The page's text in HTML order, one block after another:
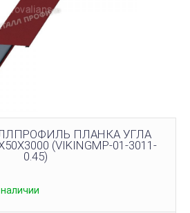
ПЛАНКА УГЛА
(VIKINGMP-01-3011-
0.45)